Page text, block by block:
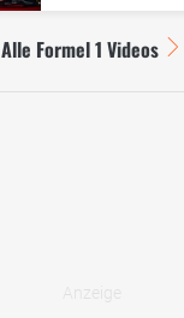
Alle Formel 1 Videos